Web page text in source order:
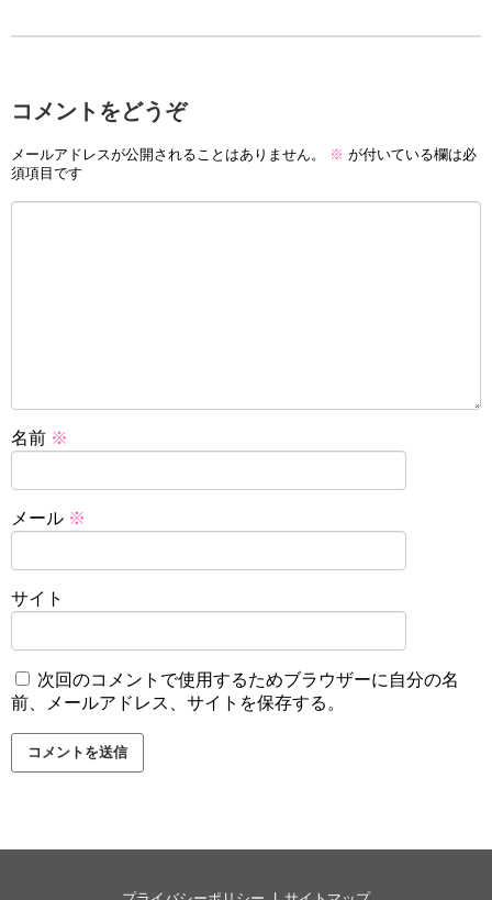
コメントをどうぞ
メールアドレスが公開されることはありません。 ※ が付いている欄は必
須項目です
名前 ※
メール ※
サイト
次回のコメントで使用するためブラウザーに自分の名
前、メールアドレス、サイトを保存する。